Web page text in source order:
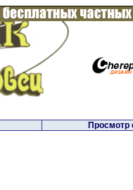
Просмотр